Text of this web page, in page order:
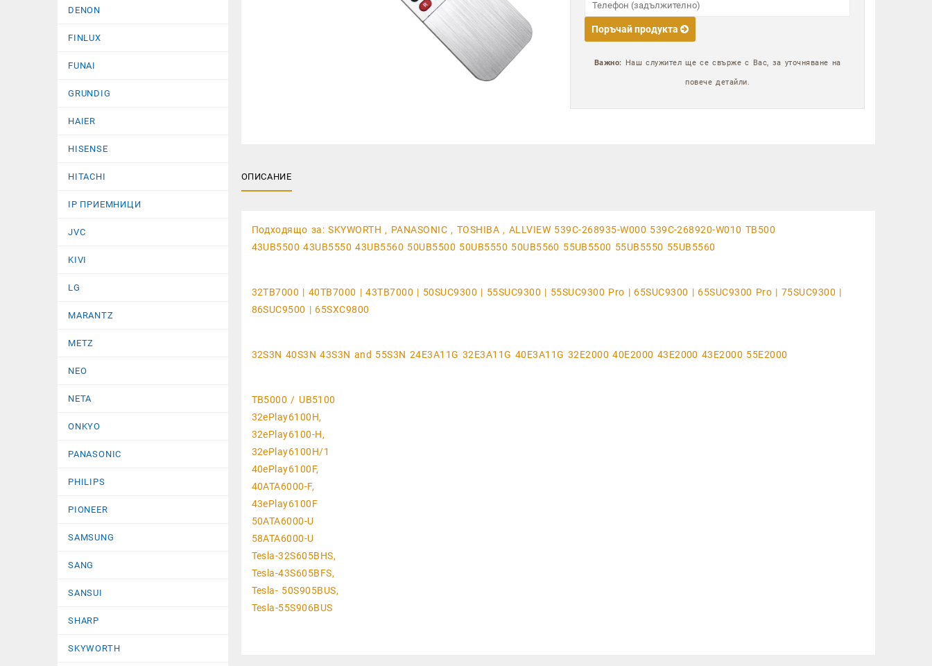
DENON
FINLUX
FUNAI
GRUNDIG
HAIER
HISENSE
HITACHI
IP ПРИЕМНИЦИ
JVC
KIVI
LG
MARANTZ
METZ
NEO
NETA
ONKYO
PANASONIC
PHILIPS
PIONEER
SAMSUNG
SANG
SANSUI
SHARP
SKYWORTH
Поръчай продукта
Важно: Наш служител ще се свърже с Вас, за уточняване на
повече детайли.
ОПИСАНИЕ
Подходящо за: SKYWORTH , PANASONIC , TOSHIBA , ALLVIEW 539C-268935-W000 539C-268920-W010 TB500
43UB5500 43UB5550 43UB5560 50UB5500 50UB5550 50UB5560 55UB5500 55UB5550 55UB5560
32TB7000 | 40TB7000 | 43TB7000 | 50SUC9300 | 55SUC9300 | 55SUC9300 Pro | 65SUC9300 | 65SUC9300 Pro | 75SUC9300 |
86SUC9500 | 65SXC9800
32S3N 40S3N 43S3N and 55S3N 24E3A11G 32E3A11G 40E3A11G 32E2000 40E2000 43E2000 43E2000 55E2000
TB5000 / UB5100
32ePlay6100H,
32ePlay6100-H,
32ePlay6100H/1
40ePlay6100F,
40ATA6000-F,
43ePlay6100F
50ATA6000-U
58ATA6000-U
Tesla-32S605BHS,
Tesla-43S605BFS,
Tesla- 50S905BUS,
Tesla-55S906BUS